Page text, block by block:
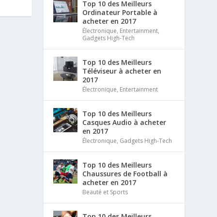
Top 10 des Meilleurs
Ordinateur Portable à
acheter en 2017
Électronique, Entertainment,
Gadgets High-Tech
Top 10 des Meilleurs
Téléviseur à acheter en
2017
Électronique, Entertainment
Top 10 des Meilleurs
Casques Audio à acheter
en 2017
Électronique, Gadgets High-Tech
Top 10 des Meilleurs
Chaussures de Football à
acheter en 2017
Beauté et Sports